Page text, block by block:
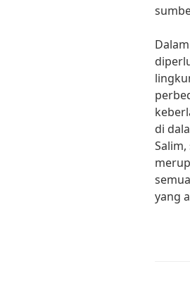
di
yang